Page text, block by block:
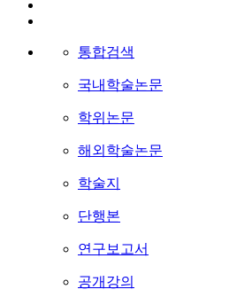
통합검색
국내학술논문
학위논문
해외학술논문
학술지
단행본
연구보고서
공개강의